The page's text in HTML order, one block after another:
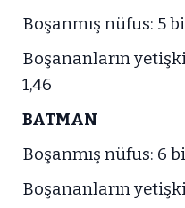
Boşanmış nüfus: 5
Boşananların
1,46
BATMAN
Boşanmış nüfus: 6
Boşananların